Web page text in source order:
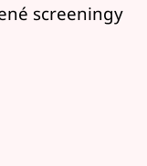
screeningy